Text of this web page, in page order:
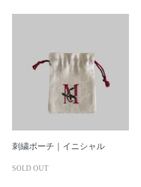
刺繍ポーチ｜イニシャル
SOLD OUT